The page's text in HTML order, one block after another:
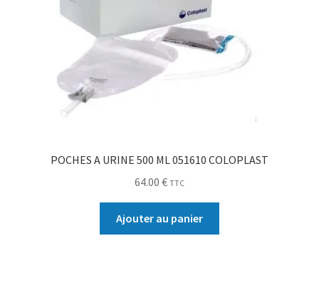
POCHES A URINE 500 ML 051610 COLOPLAST
64.00 € TTC
Ajouter au panier